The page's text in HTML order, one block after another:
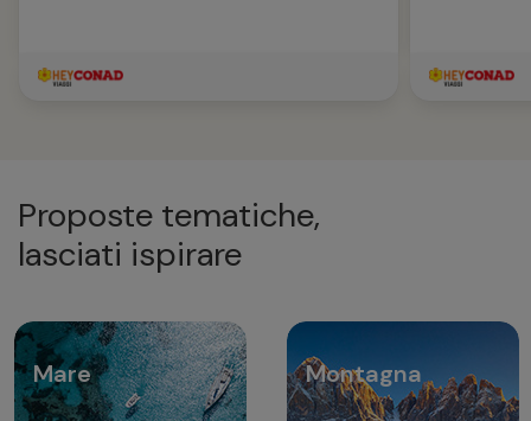
Proposte tematiche,
lasciati ispirare
Mare Montagna